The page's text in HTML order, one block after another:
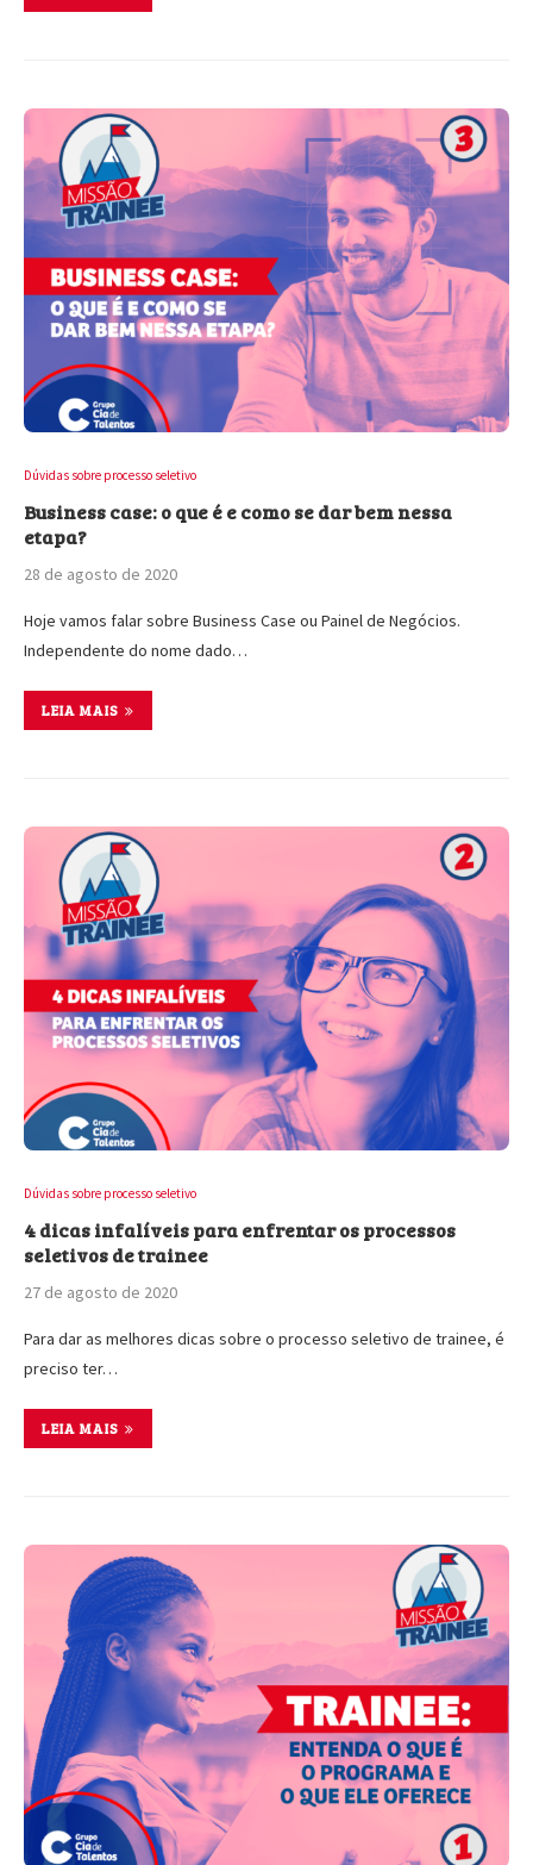
Dúvidas sobre processo seletivo
Business case: o que é e como se dar bem nessa
etapa?
28 de agosto de 2020
Hoje vamos falar sobre Business Case ou Painel de Negócios.
Independente do nome dado…
LEIA MAIS
Dúvidas sobre processo seletivo
4 dicas infalíveis para enfrentar os processos
seletivos de trainee
27 de agosto de 2020
Para dar as melhores dicas sobre o processo seletivo de trainee, é
preciso ter…
LEIA MAIS